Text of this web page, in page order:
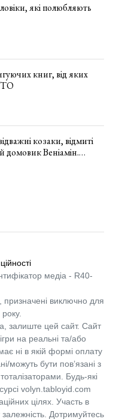
які полюбляють
книг, від яких
козаки, відмиті
домовик Веніамін.
медіа - R40-
призначені виключно для
залиште цей сайт. Сайт
на реальні та/або
ні в якій формі оплату
можуть бути пов’язані з
Будь-які
volyn.tabloyid.com
цілях. Участь в
залежність. Дотримуйтесь